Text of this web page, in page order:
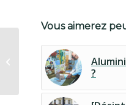
Vous aimerez
?
Le Parisien – Vaccins
obligatoires : les
patients veulent des
garanti...